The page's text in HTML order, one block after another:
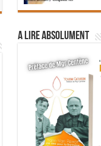
A lire absolument